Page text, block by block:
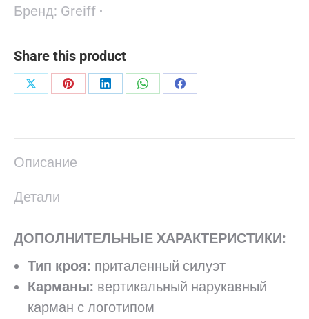
Бренд: Greiff
Share this product
ПоделитьсяПоделитьсяПоделитьсяПоделитьсяПоделиться
Описание
Детали
ДОПОЛНИТЕЛЬНЫЕ ХАРАКТЕРИСТИКИ:
Тип кроя: приталенный силуэт
Карманы: вертикальный нарукавный
карман с логотипом